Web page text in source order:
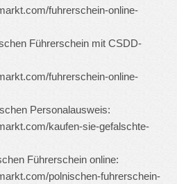
fuhrerschein-online-
Führerschein mit CSDD-
fuhrerschein-online-
Personalausweis:
kaufen-sie-gefalschte-
Führerschein online:
polnischen-fuhrerschein-